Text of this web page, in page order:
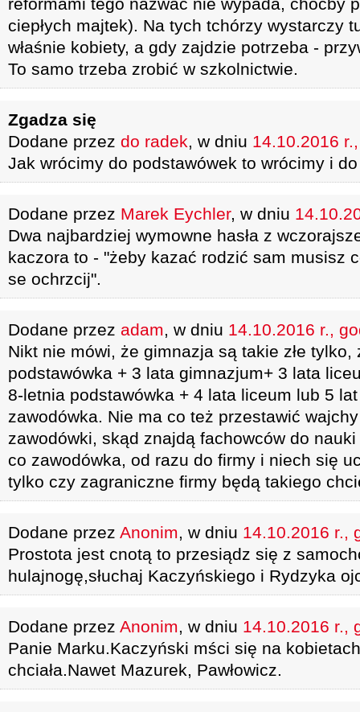
ciepłych majtek). Na tych tchórzy wystarczy
właśnie kobiety, a gdy zajdzie potrzeba -
To samo trzeba zrobić w szkolnictwie.
Zgadza się
Dodane przez do radek, w dniu 14.10.2016
Jak wrócimy do podstawówek to wrócimy i
Dodane przez Marek Eychler, w dniu
Dwa najbardziej wymowne hasła z
kaczora to - "żeby kazać rodzić sam musisz
se ochrzcij".
Dodane przez adam, w dniu 14.10.2016 r.,
Nikt nie mówi, że gimnazja są takie złe tylko,
podstawówka + 3 lata gimnazjum+ 3 lata
8-letnia podstawówka + 4 lata liceum lub 5
zawodówka. Nie ma co też przestawić
zawodówki, skąd znajdą fachowców do
co zawodówka, od razu do firmy i niech się
tylko czy zagraniczne firmy będą takiego
Dodane przez Anonim, w dniu 14.10.2016 r.,
Prostota jest cnotą to przesiądz się z
hulajnogę,słuchaj Kaczyńskiego i Rydzyka
Dodane przez Anonim, w dniu 14.10.2016 r.,
Panie Marku.Kaczyński mści się na
chciała.Nawet Mazurek, Pawłowicz.